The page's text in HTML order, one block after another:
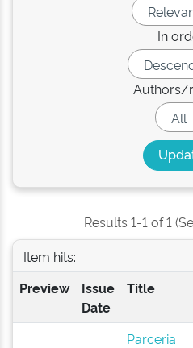
In
Authors/
Results 1-1 of 1
Item hits:
Preview
Issue
Date
Title
Parceria